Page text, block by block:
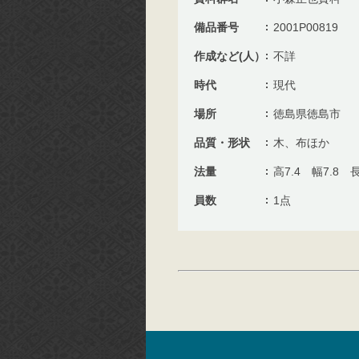
備品番号 2001P00819
作成など(人） 不詳
時代 現代
場所 徳島県徳島市
品質・形状 木、布ほか
法量 高7.4 幅7.8
員数 1点